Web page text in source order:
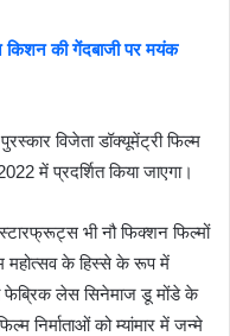
की गेंदबाजी पर मयंक
विजेता डॉक्यूमेंट्री फिल्म
में प्रदर्शित किया जाएगा।
भी नौ फिक्शन फिल्मों
महोत्सव के हिस्से के रूप में
फेब्रिक लेस सिनेमाज डू मोंडे के
निर्माताओं को म्यांमार में जन्मे